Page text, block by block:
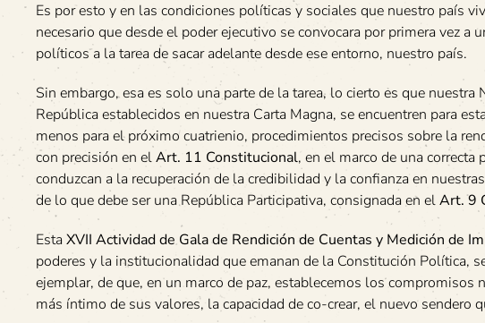
Es por esto y en las condiciones políticas y sociales que nuestro país
necesario que desde el poder ejecutivo se convocara por primera vez
políticos a la tarea de sacar adelante desde ese entorno, nuestro país.
Sin embargo, esa es solo una parte de la tarea, lo cierto es que
República establecidos en nuestra Carta Magna, se encuentren para
menos para el próximo cuatrienio, procedimientos precisos sobre la
con precisión en elArt. 11 Constitucional, en el marco de una
conduzcan a la recuperación de la credibilidad y la confianza en
de lo que debe ser una República Participativa, consignada en elArt. 9
EstaXVII Actividad de Gala de Rendición de Cuentas y Medición de
poderes y la institucionalidad que emanan de la Constitución Política,
ejemplar, de que, en un marco de paz, establecemos los
más íntimo de sus valores, la capacidad de co-crear, el nuevo sendero